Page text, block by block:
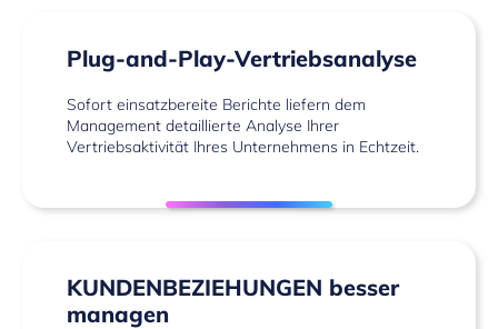
Plug-and-Play-Vertriebsanalyse
Sofort einsatzbereite Berichte liefern dem
Management detaillierte Analyse Ihrer
Vertriebsaktivität Ihres Unternehmens in Echtzeit.
KUNDENBEZIEHUNGEN besser
managen